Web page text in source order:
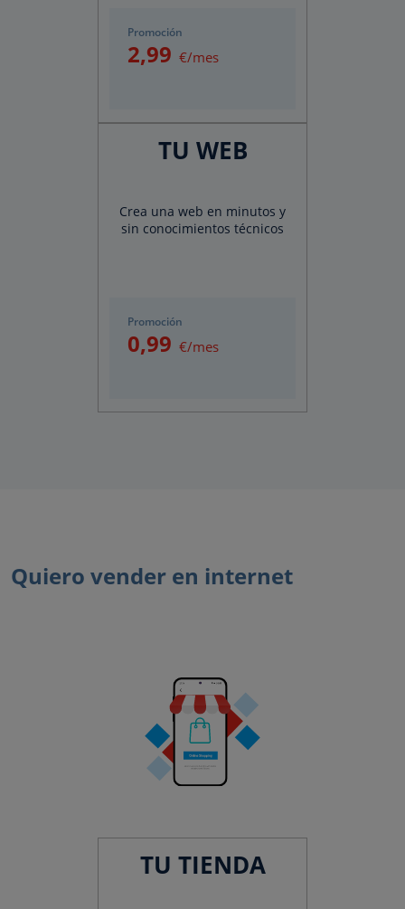
Promoción
2,99 €/mes
TU WEB
Crea una web en minutos y
sin conocimientos técnicos
Promoción
0,99 €/mes
Quiero vender en internet
TU TIENDA